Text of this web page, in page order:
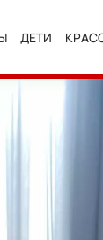
ДЕТИ